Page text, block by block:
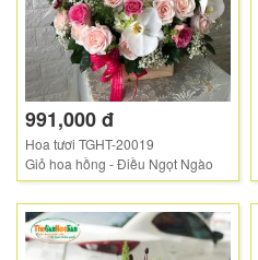
991,000 đ
Hoa tươi TGHT-20019
Giỏ hoa hồng - Điều Ngọt Ngào